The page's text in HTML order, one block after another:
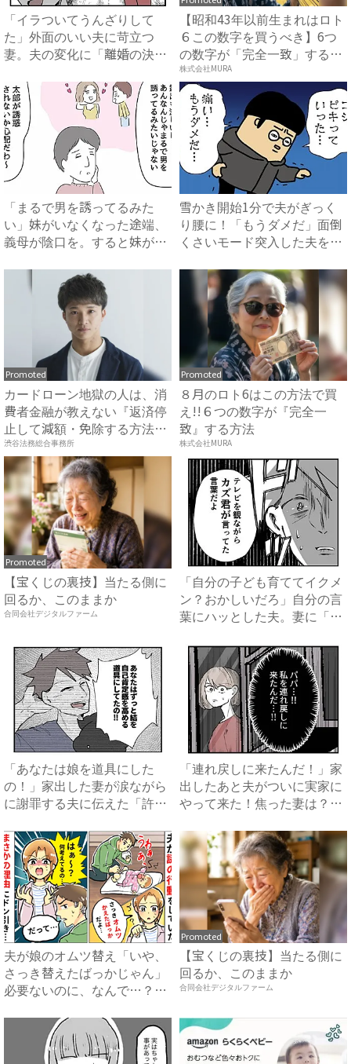
「イラついてうんざりして
た」外面のいい夫に苛立つ
妻。夫の変化に「離婚の決
【昭和43年以前生まれはロト
６この数字を買うべき】6つ
の数字が「完全一致」する
方...
株式会社MURA
「まるで男を誘ってるみた
い」妹がいなくなった途端、
義母が陰口を。すると妹が…
雪かき開始1分で夫がぎっく
り腰に！「もうダメだ」面倒
くさいモード突入した夫を妻
Promoted
カードローン地獄の人は、消
費者金融が教えない『返済停
止して減額・免除する方法』
で...
渋谷法務総合事務所
Promoted
８月のロト6はこの方法で買
え!!６つの数字が『完全一
致』する方法
株式会社MURA
Promoted
【宝くじの裏技】当たる側に
回るか、このままか
合同会社デジタルファーム
「自分の子ども育ててイクメ
ン？おかしいだろ」自分の言
葉にハッとした夫。妻に「違
「あなたは娘を道具にした
の！」家出した妻が涙ながら
に謝罪する夫に伝えた「許せ
「連れ戻しに来たんだ！」家
出したあと夫がついに実家に
やって来た！焦った妻は？
夫が娘のオムツ替え「いや、
さっき替えたばっかじゃん」
必要ないのに、なんで…？予
Promoted
【宝くじの裏技】当たる側に
回るか、このままか
合同会社デジタルファーム